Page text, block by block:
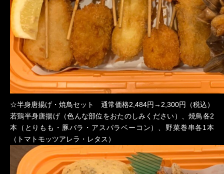
☆半身唐揚げ・焼鳥セット 通常価格2,484円→2,300円（税込）
若鶏半身唐揚げ（色んな部位をおたのしみください）、焼鳥各2
本（とりもも・豚バラ・アスパラベーコン）、野菜巻串各1本
（トマトモッツアレラ・レタス）